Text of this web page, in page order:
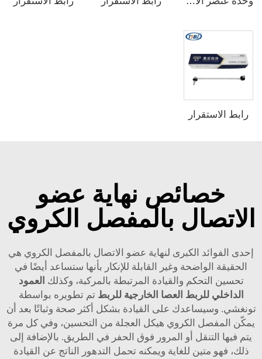
رابط الاستقرار
خصائص نهاية عضو
الاتصال بالمفصل الكروي
إحدى الفوائد الكبرى لنهاية عضو الاتصال بالمفصل الكروي هي
الحقيقة الواضحة وغير القابلة للإنكار بأنها ستساعد أيضًا في
تحسين التحكم والقيادة المرتبطة بالمركبة، وكذلك العمود
الداخلي للربط العصا الخارجية للربط تم تطويره بواسطة
تونغشي. وسيساعدك على القيادة بشكل أكثر صحة وثباتًا بعد أن
يمكّن المفصل الكروي هيكل العجلة من التحسين، وفي كل مرة
يتم فيها التنقل أو المرور فوق الحفر في الطريق. بالإضافة إلى
ذلك، فهو متين للغاية ويمكنه تحمل التدهور الناتج عن القيادة